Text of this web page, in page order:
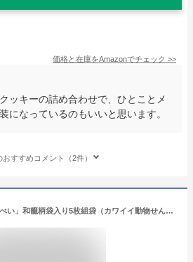
価格と在庫をAmazonでチェック >>
ッキーの詰め合わせで、ひとことメ
になっているのもいいと思います。
おすすめコメント（2件）
福々いぬ煎餅「わんべい」和籠柄袋入り5枚組袋（カワイイ動物せんべいが犬好きさんの心を掴みます）犬モチーフ・犬の形・イヌ柄のお菓子（スイーツ）。